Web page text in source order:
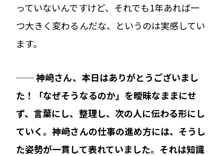
っていないんですけど、それでも1年あれば一
つ大きく変わるんだな、というのは実感してい
ます。
── 神﨑さん、本日はありがとうございまし
た！「なぜそうなるのか」を曖昧なままにせ
ず、言葉にし、整理し、次の人に伝わる形にし
ていく。神﨑さんの仕事の進め方には、そうし
た姿勢が一貫して表れていました。それは知識